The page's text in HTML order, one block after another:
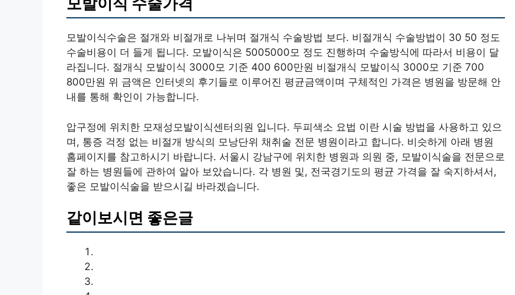
모발이식수술은 절개와 비절개로 나뉘며 절개식 수술방법 보다. 비절개식 수술방법이 30 50 정도
수술비용이 더 들게 됩니다. 모발이식은 5005000모 정도 진행하며 수술방식에 따라서 비용이 달
라집니다. 절개식 모발이식 3000모 기준 400 600만원 비절개식 모발이식 3000모 기준 700
800만원 위 금액은 인터넷의 후기들로 이루어진 평균금액이며 구체적인 가격은 병원을 방문해 안
내를 통해 확인이 가능합니다.
압구정에 위치한 모재성모발이식센터의원 입니다. 두피색소 요법 이란 시술 방법을 사용하고 있으
며, 통증 걱정 없는 비절개 방식의 모낭단위 채취술 전문 병원이라고 합니다. 비슷하게 아래 병원
홈페이지를 참고하시기 바랍니다. 서울시 강남구에 위치한 병원과 의원 중, 모발이식술을 전문으로
잘 하는 병원들에 관하여 알아 보았습니다. 각 병원 및, 전국경기도의 평균 가격을 잘 숙지하셔서,
좋은 모발이식술을 받으시길 바라겠습니다.
같이보시면 좋은글